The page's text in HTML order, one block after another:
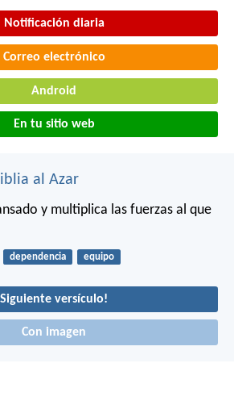
Notificación diaria
Correo electrónico
Android
En tu sitio web
al Azar
y multiplica las fuerzas al que
dependencia equipo
Siguiente versículo!
Con imagen